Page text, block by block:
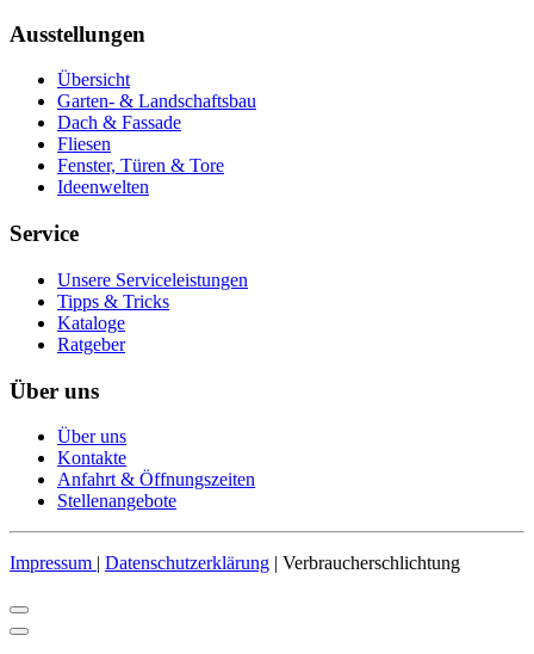
Ausstellungen
Übersicht
Garten- & Landschaftsbau
Dach & Fassade
Fliesen
Fenster, Türen & Tore
Ideenwelten
Service
Unsere Serviceleistungen
Tipps & Tricks
Kataloge
Ratgeber
Über uns
Über uns
Kontakte
Anfahrt & Öffnungszeiten
Stellenangebote
Impressum | Datenschutzerklärung | Verbraucherschlichtung